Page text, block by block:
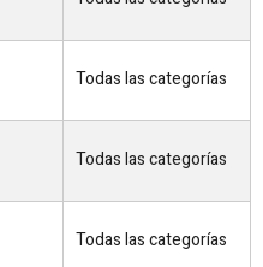
Todas las categorías
Todas las categorías
Todas las categorías